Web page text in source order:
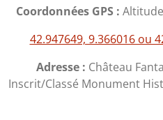
Coordonnées GPS :
42.947649, 9.366016 ou
Adresse : Château
Inscrit/Classé Monument